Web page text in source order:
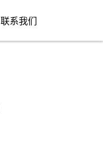
联系我们